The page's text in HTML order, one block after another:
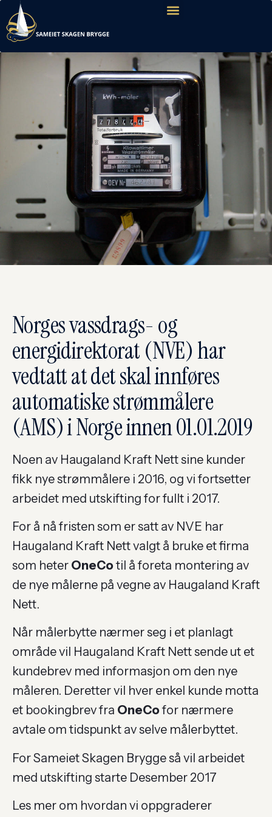
Norges vassdrags- og
energidirektorat (NVE) har
vedtatt at det skal innføres
automatiske strømmålere
(AMS) i Norge innen 01.01.2019
Noen av Haugaland Kraft Nett sine kunder
fikk nye strømmålere i 2016, og vi fortsetter
arbeidet med utskifting for fullt i 2017.
For å nå fristen som er satt av NVE har
Haugaland Kraft Nett valgt å bruke et firma
som heter OneCo til å foreta montering av
de nye målerne på vegne av Haugaland Kraft
Nett.
Når målerbytte nærmer seg i et planlagt
område vil Haugaland Kraft Nett sende ut et
kundebrev med informasjon om den nye
måleren. Deretter vil hver enkel kunde motta
et bookingbrev fra OneCo for nærmere
avtale om tidspunkt av selve målerbyttet.
For Sameiet Skagen Brygge så vil arbeidet
med utskifting starte Desember 2017
Les mer om hvordan vi oppgraderer